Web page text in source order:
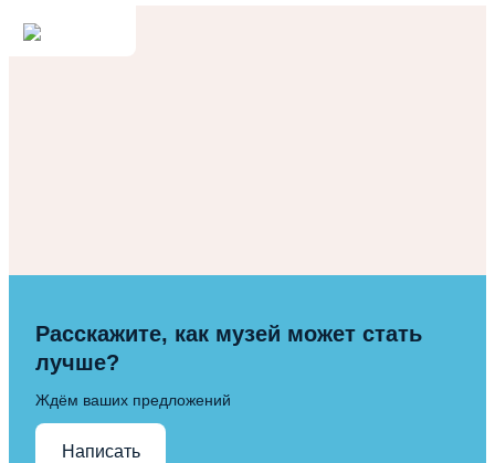
Расскажите, как музей может стать
лучше?
Ждём ваших предложений
Написать